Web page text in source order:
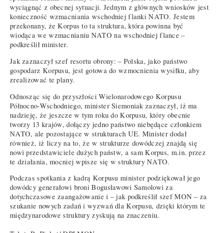
wyciągnąć z obecnej sytuacji. Jednym z głównych wniosków jest
konieczność wzmacniania wschodniej flanki NATO. Jestem
przekonany, że Korpus to ta struktura, która powinna być
wiodąca we wzmacnianiu NATO na wschodniej flance –
podkreślił minister.
Jak zaznaczył szef resortu obrony: – Polska, jako państwo
gospodarz Korpusu, jest gotowa do wzmocnienia wysiłku, aby
zrealizować te plany.
Odnosząc się do przyszłości Wielonarodowego Korpusu
Północno-Wschodniego, minister Siemoniak zaznaczył, iż ma
nadzieję, że jeszcze w tym roku do Korpusu, który obecnie
tworzy 13 krajów, dołączy jedno państwo niebędące członkiem
NATO, ale pozostające w strukturach UE. Minister dodał
również, iż liczy na to, że w strukturze dowódczej znajdą się
nowi przedstawiciele dużych państw, a sam Korpus, m.in. przez
te działania, mocniej wpisze się w struktury NATO.
Podczas spotkania z kadrą Korpusu minister podziękował jego
dowódcy generałowi broni Bogusławowi Samolowi za
dotychczasowe zaangażowanie i – jak podkreślił szef MON – za
szukanie nowych zadań i wyzwań dla Korpusu, dzięki którym te
międzynarodowe struktury zyskują na znaczeniu.